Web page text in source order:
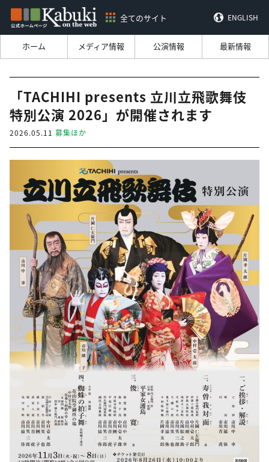
全てのサイト ENGLISH
ホーム メディア情報 公演情報 最新情報
「TACHIHI presents 立川立飛歌舞伎
特別公演 2026」が開催されます
2026.05.11 募集ほか